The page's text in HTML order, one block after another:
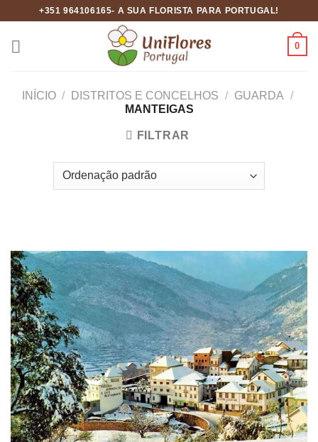
content
+351 964106165- A SUA FLORISTA PARA PORTUGAL!
0
INÍCIO / DISTRITOS E CONCELHOS / GUARDA /
MANTEIGAS
FILTRAR